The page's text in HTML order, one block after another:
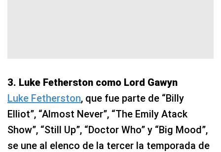
3. Luke Fetherston como Lord Gawyn
Luke Fetherston, que fue parte de “Billy
Elliot”, “Almost Never”, “The Emily Atack
Show”, “Still Up”, “Doctor Who” y “Big Mood”,
se une al elenco de la tercer la temporada de